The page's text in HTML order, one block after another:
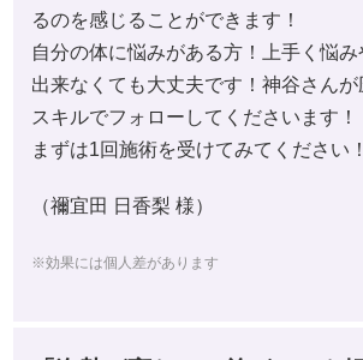
るのを感じることができます！
自分の体に悩みがある方！上手く悩
出来なくても大丈夫です！神谷さんが
スキルでフォローしてくださいます！
まずは1回施術を受けてみてください！
（禰宜田 日香梨 様）
※効果には個人差があります